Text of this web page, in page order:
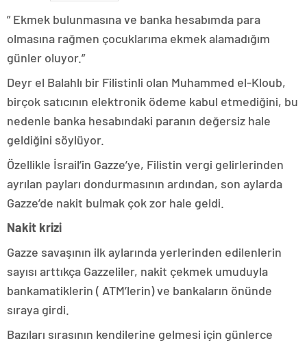
” Ekmek bulunmasına ve banka hesabımda para
olmasına rağmen çocuklarıma ekmek alamadığım
günler oluyor.”
Deyr el Balahlı bir Filistinli olan Muhammed el-Kloub,
birçok satıcının elektronik ödeme kabul etmediğini, bu
nedenle banka hesabındaki paranın değersiz hale
geldiğini söylüyor.
Özellikle İsrail’in Gazze’ye, Filistin vergi gelirlerinden
ayrılan payları dondurmasının ardından, son aylarda
Gazze’de nakit bulmak çok zor hale geldi.
Nakit krizi
Gazze savaşının ilk aylarında yerlerinden edilenlerin
sayısı arttıkça Gazzeliler, nakit çekmek umuduyla
bankamatiklerin ( ATM’lerin) ve bankaların önünde
sıraya girdi.
Bazıları sırasının kendilerine gelmesi için günlerce